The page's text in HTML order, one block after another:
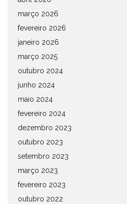
março 2026
fevereiro 2026
janeiro 2026
março 2025
outubro 2024
junho 2024
maio 2024
fevereiro 2024
dezembro 2023
outubro 2023
setembro 2023
março 2023
fevereiro 2023
outubro 2022